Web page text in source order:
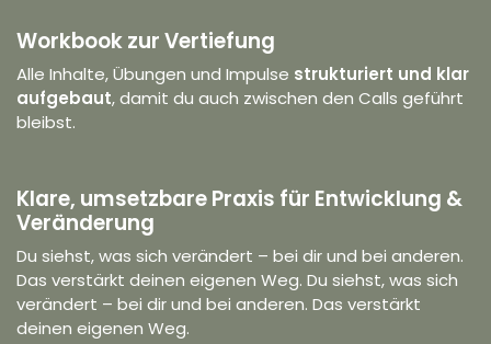
Workbook zur Vertiefung
Alle Inhalte, Übungen und Impulse strukturiert und klar
aufgebaut, damit du auch zwischen den Calls geführt
bleibst.
Klare, umsetzbare Praxis für Entwicklung &
Veränderung
Du siehst, was sich verändert – bei dir und bei anderen.
Das verstärkt deinen eigenen Weg. Du siehst, was sich
verändert – bei dir und bei anderen. Das verstärkt
deinen eigenen Weg.